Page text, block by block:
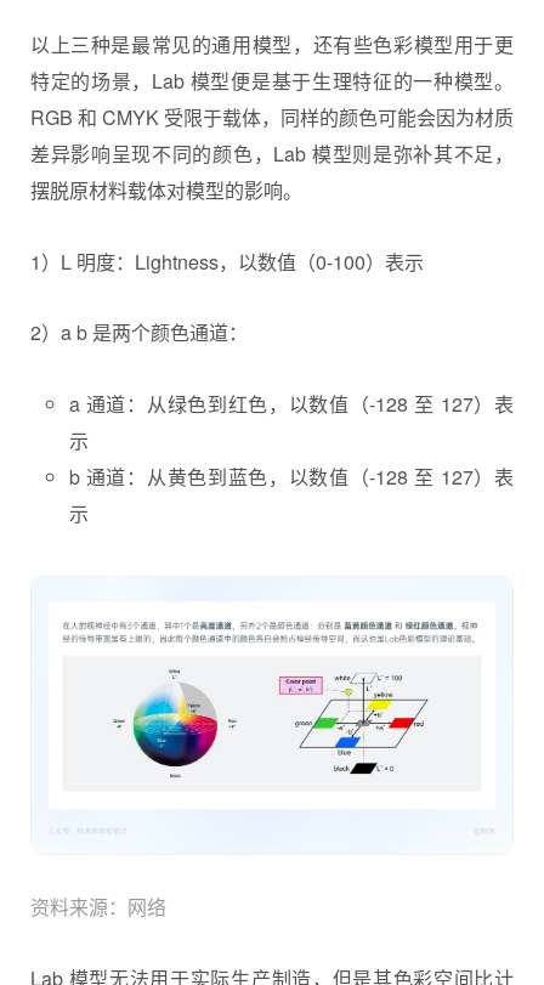
以上三种是最常见的通用模型，还有些色彩模型用于更
特定的场景，Lab 模型便是基于生理特征的一种模型。
RGB 和 CMYK 受限于载体，同样的颜色可能会因为材质
差异影响呈现不同的颜色，Lab 模型则是弥补其不足，
摆脱原材料载体对模型的影响。
1）L 明度：Lightness，以数值（0-100）表示
2）a b 是两个颜色通道：
a 通道：从绿色到红色，以数值（-128 至 127）表
示
b 通道：从黄色到蓝色，以数值（-128 至 127）表
示
资料来源：网络
Lab 模型无法用于实际生产制造，但是其色彩空间比计